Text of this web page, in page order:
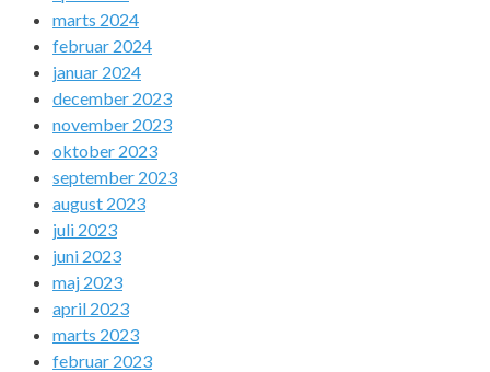
marts 2024
februar 2024
januar 2024
december 2023
november 2023
oktober 2023
september 2023
august 2023
juli 2023
juni 2023
maj 2023
april 2023
marts 2023
februar 2023